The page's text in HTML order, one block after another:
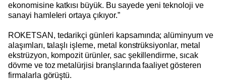
ekonomisine katkısı büyük. Bu sayede yeni teknoloji ve
sanayi hamleleri ortaya çıkıyor.”
ROKETSAN, tedarikçi günleri kapsamında; alüminyum ve
alaşımları, talaşlı işleme, metal konstrüksiyonlar, metal
ekstrüzyon, kompozit ürünler, sac şekillendirme, sıcak
dövme ve toz metalürjisi branşlarında faaliyet gösteren
firmalarla görüştü.